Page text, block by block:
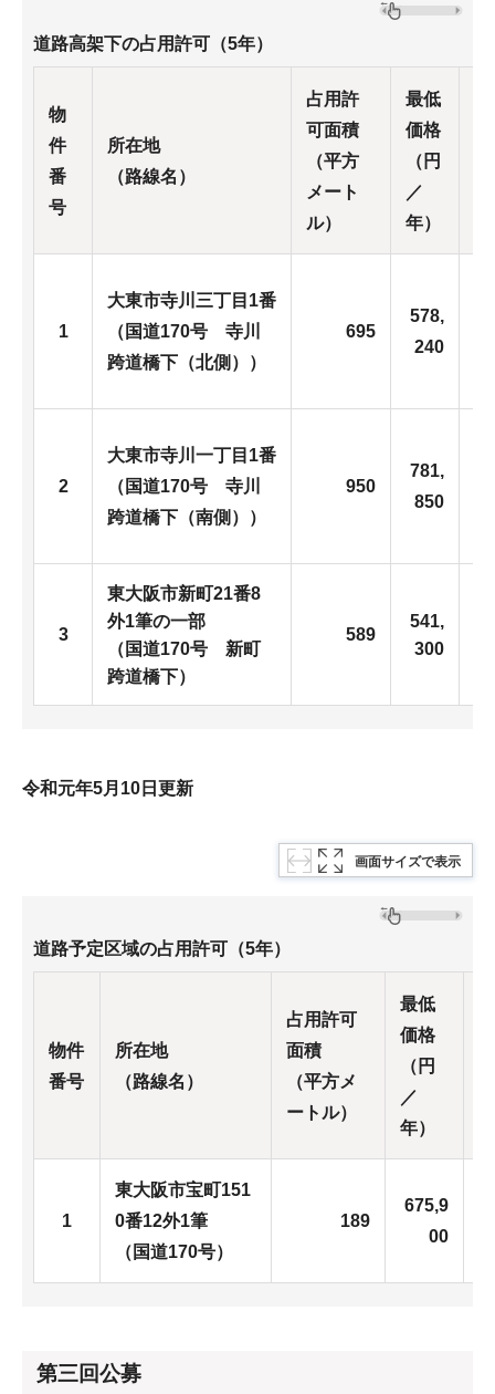
道路高架下の占用許可（5年）
物
件
番
号
所在地
（路線名）
占用許
可面積
（平方
メート
ル）
最低
価格
（円
／
年）
1
大東市寺川三丁目1番
（国道170号 寺川
跨道橋下（北側））
695
578,
240
2
大東市寺川一丁目1番
（国道170号 寺川
跨道橋下（南側））
950
781,
850
3
東大阪市新町21番8
外1筆の一部
（国道170号 新町
跨道橋下）
589
541,
300
令和元年5月10日更新
画面サイズで表示
道路予定区域の占用許可（5年）
物件
番号
所在地
（路線名）
占用許可
面積
（平方メ
ートル）
最低
価格
（円
／
年）
1
東大阪市宝町151
0番12外1筆
（国道170号）
189
675,9
00
第三回公募